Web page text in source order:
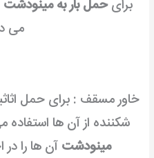
برایحمل بار به مینودشت
می
خاور مسقف : برای حمل
شکننده از آن ها
مینودشت آن ها را در